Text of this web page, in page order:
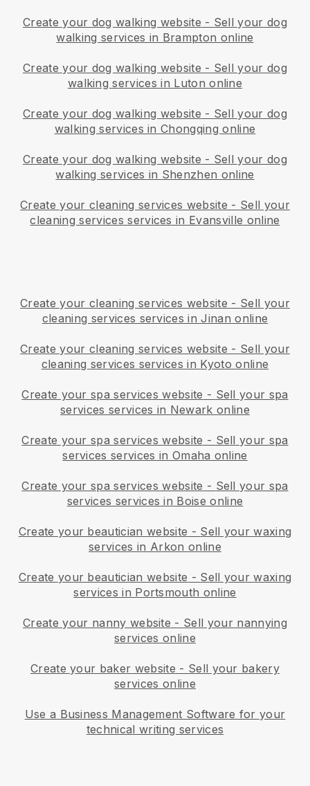
Create your dog walking website - Sell your dog
walking services in Brampton online
Create your dog walking website - Sell your dog
walking services in Luton online
Create your dog walking website - Sell your dog
walking services in Chongqing online
Create your dog walking website - Sell your dog
walking services in Shenzhen online
Create your cleaning services website - Sell your
cleaning services services in Evansville online
Create your cleaning services website - Sell your
cleaning services services in Jinan online
Create your cleaning services website - Sell your
cleaning services services in Kyoto online
Create your spa services website - Sell your spa
services services in Newark online
Create your spa services website - Sell your spa
services services in Omaha online
Create your spa services website - Sell your spa
services services in Boise online
Create your beautician website - Sell your waxing
services in Arkon online
Create your beautician website - Sell your waxing
services in Portsmouth online
Create your nanny website - Sell your nannying
services online
Create your baker website - Sell your bakery
services online
Use a Business Management Software for your
technical writing services